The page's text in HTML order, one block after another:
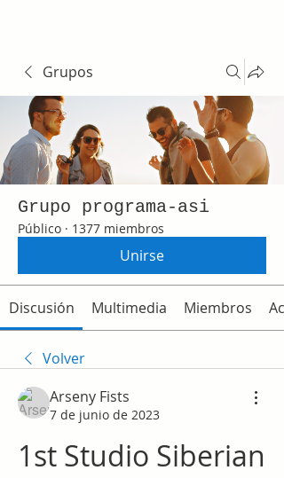
Grupos
Grupo programa-asi
Público · 1377 miembros
Unirse
Discusión Multimedia Miembros
Volver
Arseny Fists
7 de junio de 2023
1st Studio Siberian